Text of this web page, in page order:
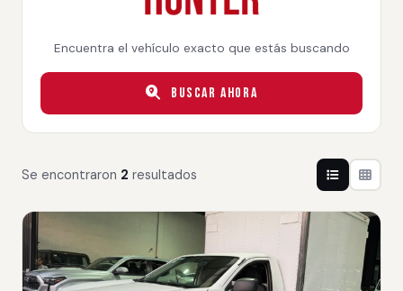
Encuentra el vehículo exacto que estás buscando
Buscar Ahora
Se encontraron 2 resultados